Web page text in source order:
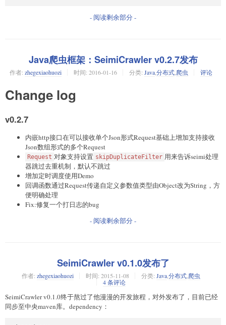
- 阅读剩余部分 -
Java爬虫框架：SeimiCrawler v0.2.7发布
作者: zhegexiaohuozi 时间: 2016-01-16 分类: Java,分布式,爬虫 评论
Change log
v0.2.7
内嵌http接口在可以接收单个Json形式Request基础上增加支持接收
Json数组形式的多个Request
Request 对象支持设置 skipDuplicateFilter 用来告诉seimi处理
器跳过去重机制，默认不跳过
增加定时调度使用Demo
回调函数通过Request传递自定义参数值类型由Object改为String，方
便明确处理
Fix:修复一个打日志的bug
- 阅读剩余部分 -
SeimiCrawler v0.1.0发布了
作者: zhegexiaohuozi 时间: 2015-11-08 分类: Java,分布式,爬虫
4 条评论
SeimiCrawler v0.1.0终于熬过了他漫漫的开发旅程，对外发布了，目前已经
同步至中央maven库。dependency：